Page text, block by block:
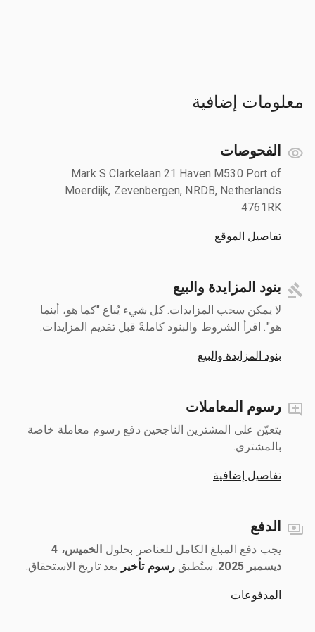
معلومات إضافية
الفحوصات
Mark S Clarkelaan 21 Haven M530 Port of
Moerdijk, Zevenbergen, NRDB, Netherlands
4761RK
تفاصيل الموقع
بنود المزايدة والبيع
لا يمكن سحب المزايدات. كل شيء يُباع "كما هو، أينما
هو". اقرأ الشروط والبنود كاملةً قبل تقديم المزايدات.
بنود المزايدة والبيع
رسوم المعاملات
يتعيّن على المشترين الناجحين دفع رسوم معاملة خاصة
بالمشتري.
تفاصيل إضافية
الدفع
يجب دفع المبلغ الكامل للعناصر بحلول ‎
الخميس، 4
ديسمبر 2025
‎. ستُطبق رسوم تأخير بعد تاريخ الاستحقاق.
المدفوعات